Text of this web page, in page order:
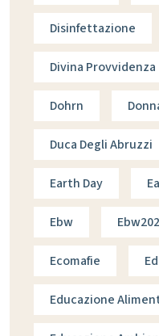
Disinfettazione
Divina Provvidenza
Dohrn
Duca Degli Abruzzi
Earth Day
Ebw
Ecomafie
Educazione